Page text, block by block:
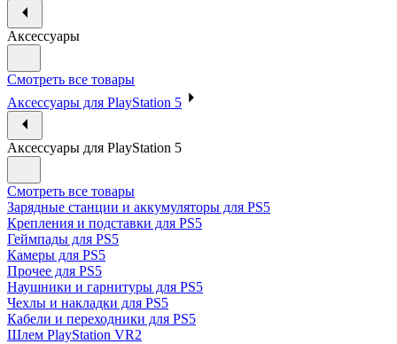
Аксессуары
Смотреть все товары
Аксессуары для PlayStation 5
Аксессуары для PlayStation 5
Смотреть все товары
Зарядные станции и аккумуляторы для PS5
Крепления и подставки для PS5
Геймпады для PS5
Камеры для PS5
Прочее для PS5
Наушники и гарнитуры для PS5
Чехлы и накладки для PS5
Кабели и переходники для PS5
Шлем PlayStation VR2